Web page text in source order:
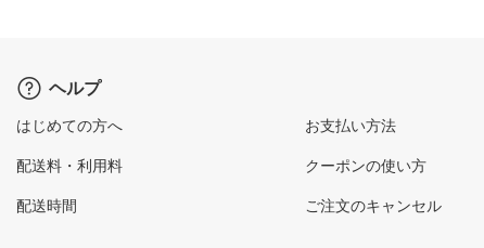
ヘルプ
はじめての方へ
配送料・利用料
配送時間
お支払い方法
クーポンの使い方
ご注文のキャンセル